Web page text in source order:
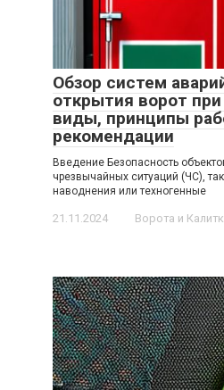
Обзор систем
открытия ворот
виды, принципы
рекомендации
Введение Безопасность
чрезвычайных ситуаций (ЧС),
наводнения или техногенные
21.11.2024 Ворота и